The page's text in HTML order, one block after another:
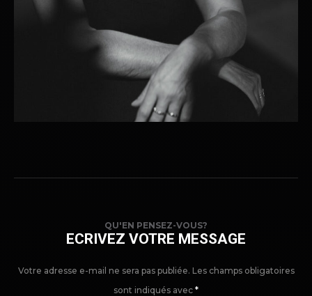
QU'EN PENSEZ-VOUS?
ECRIVEZ VOTRE MESSAGE
Votre adresse e-mail ne sera pas publiée. Les champs obligatoires
sont indiqués avec *